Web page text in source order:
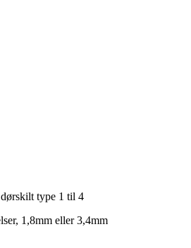
type 1 til 4
1,8mm eller 3,4mm